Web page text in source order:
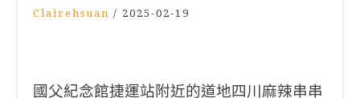
Clairehsuan / 2025-02-19
國父紀念館捷運站附近的道地四川麻辣串串